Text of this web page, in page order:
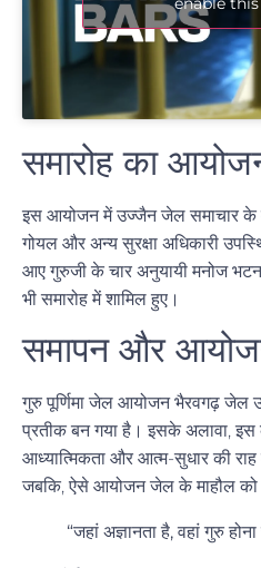
समारोह का
इस आयोजन मेंउज्जैन जेल समाचारके
गोयल और अन्य सुरक्षा अधिकारी
आए गुरुजी के चार अनुयायीमनोज
भी समारोह में शामिल हुए।
समापन और
गुरु पूर्णिमा जेल आयोजनभैरवगढ़ जेल
प्रतीक बन गया है। इसके अलावा, इस
आध्यात्मिकता और आत्म-सुधार की
जबकि, ऐसे आयोजन जेल के माहौल को
“जहां अज्ञानता है, वहां गुरु